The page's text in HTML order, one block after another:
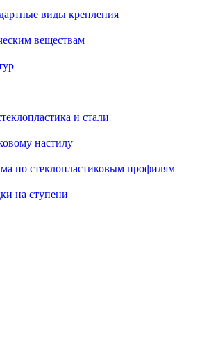
виды крепления
веществам
и стали
настилу
по стеклопластиковым профилям
на ступени